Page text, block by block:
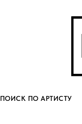
ПОИСК ПО АРТИСТУ